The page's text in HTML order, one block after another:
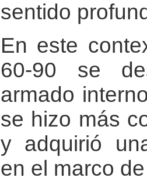
sentido
En este
60-90 se
armado
se hizo más
y adquirió
en el marco